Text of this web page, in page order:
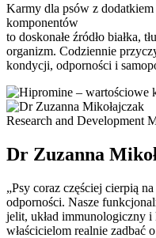
Karmy dla psów z
komponentów
to doskonałe źródło białka,
organizm. Codziennie
kondycji, odporności i
Research and Development
Dr Zuzanna
„Psy coraz częściej cierpią
odporności. Nasze
jelit, układ immunologiczny
właścicielom realnie zadbać